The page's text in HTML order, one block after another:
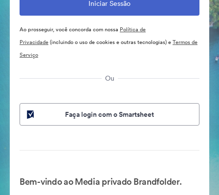
Ao prosseguir, você concorda com nossa Política de
Privacidade(incluindo o uso de cookies e outras tecnologias) eTermos de
Serviço
Ou
Faça login com o Smartsheet
Bem-vindo ao Media privado Brandfolder.